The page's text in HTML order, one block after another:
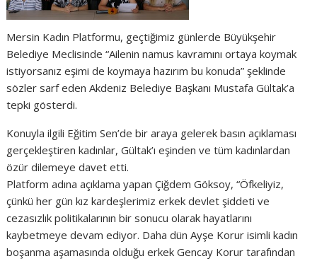
Mersin Kadın Platformu, geçtiğimiz günlerde Büyükşehir
Belediye Meclisinde “Ailenin namus kavramını ortaya koymak
istiyorsanız eşimi de koymaya hazırım bu konuda” şeklinde
sözler sarf eden Akdeniz Belediye Başkanı Mustafa Gültak’a
tepki gösterdi.
Konuyla ilgili Eğitim Sen’de bir araya gelerek basın açıklaması
gerçekleştiren kadınlar, Gültak’ı eşinden ve tüm kadınlardan
özür dilemeye davet etti.
Platform adına açıklama yapan Çiğdem Göksoy, “Öfkeliyiz,
çünkü her gün kız kardeşlerimiz erkek devlet şiddeti ve
cezasızlık politikalarının bir sonucu olarak hayatlarını
kaybetmeye devam ediyor. Daha dün Ayşe Korur isimli kadın
boşanma aşamasında olduğu erkek Gencay Korur tarafından